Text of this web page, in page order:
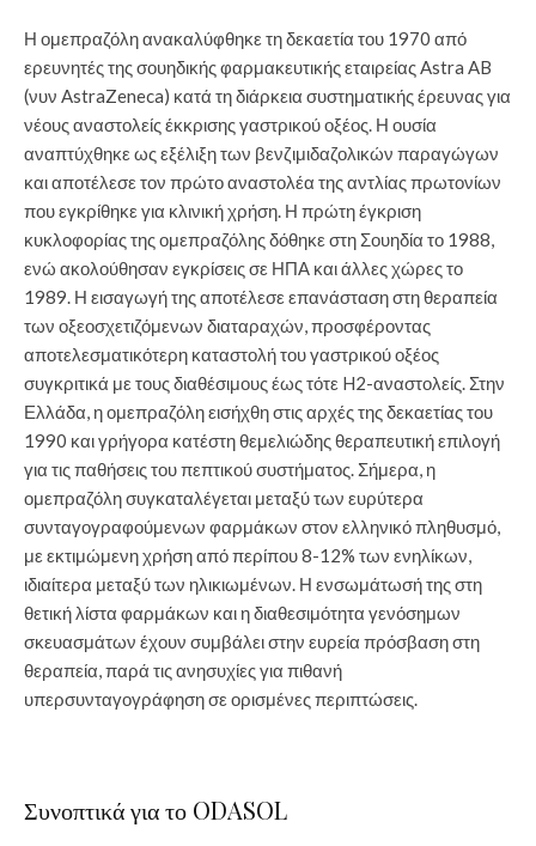
Η ομεπραζόλη ανακαλύφθηκε τη δεκαετία του 1970 από
ερευνητές της σουηδικής φαρμακευτικής εταιρείας Astra AB
(νυν AstraZeneca) κατά τη διάρκεια συστηματικής έρευνας για
νέους αναστολείς έκκρισης γαστρικού οξέος. Η ουσία
αναπτύχθηκε ως εξέλιξη των βενζιμιδαζολικών παραγώγων
και αποτέλεσε τον πρώτο αναστολέα της αντλίας πρωτονίων
που εγκρίθηκε για κλινική χρήση. Η πρώτη έγκριση
κυκλοφορίας της ομεπραζόλης δόθηκε στη Σουηδία το 1988,
ενώ ακολούθησαν εγκρίσεις σε ΗΠΑ και άλλες χώρες το
1989. Η εισαγωγή της αποτέλεσε επανάσταση στη θεραπεία
των οξεοσχετιζόμενων διαταραχών, προσφέροντας
αποτελεσματικότερη καταστολή του γαστρικού οξέος
συγκριτικά με τους διαθέσιμους έως τότε H2-αναστολείς. Στην
Ελλάδα, η ομεπραζόλη εισήχθη στις αρχές της δεκαετίας του
1990 και γρήγορα κατέστη θεμελιώδης θεραπευτική επιλογή
για τις παθήσεις του πεπτικού συστήματος. Σήμερα, η
ομεπραζόλη συγκαταλέγεται μεταξύ των ευρύτερα
συνταγογραφούμενων φαρμάκων στον ελληνικό πληθυσμό,
με εκτιμώμενη χρήση από περίπου 8-12% των ενηλίκων,
ιδιαίτερα μεταξύ των ηλικιωμένων. Η ενσωμάτωσή της στη
θετική λίστα φαρμάκων και η διαθεσιμότητα γενόσημων
σκευασμάτων έχουν συμβάλει στην ευρεία πρόσβαση στη
θεραπεία, παρά τις ανησυχίες για πιθανή
υπερσυνταγογράφηση σε ορισμένες περιπτώσεις.
Συνοπτικά για το ODASOL